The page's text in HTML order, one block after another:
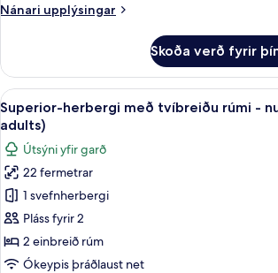
nuddbaðker
and
1
child)
Nánari upplýsingar
Nánari
herbergi
með
tvíbreiðu
rúmi
nuddbaðker
(2
adults
and
Skoða verð fyrir
Skoða
allar
myndir
fyrir
Superior-
herbergi
með
tvíbreiðu
rúmi
Öryggishólf í
5
Superior-herbergi með tvíbreiðu rúmi -
adults)
Útsýni yfir garð
22 fermetrar
1 svefnherbergi
Pláss fyrir 2
2 einbreið rúm
Ókeypis þráðlaust net